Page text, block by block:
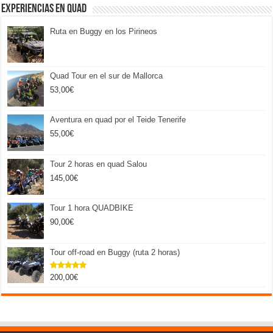
Experiencias en Quad
Ruta en Buggy en los Pirineos
Quad Tour en el sur de Mallorca
53,00€
Aventura en quad por el Teide Tenerife
55,00€
Tour 2 horas en quad Salou
145,00€
Tour 1 hora QUADBIKE
90,00€
Tour off-road en Buggy (ruta 2 horas)
Valorado
de 5
200,00€